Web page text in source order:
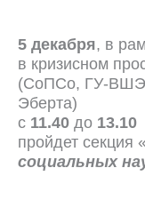
5 декабря, в
в кризисном
(СоПСо, ГУ-
Эберта)
с 11.40 до 13.10
пройдет секция «
социальных